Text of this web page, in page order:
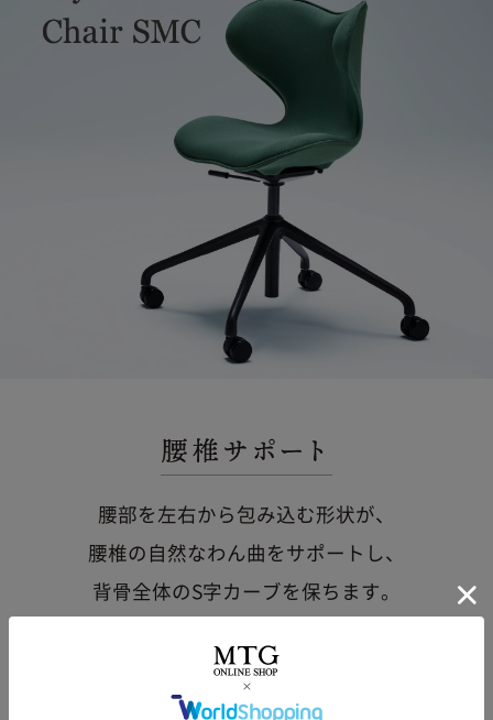
腰部を左右から包み込む形状が、
腰椎の自然なわん曲をサポートし、
背骨全体のS字カーブを保ちます。